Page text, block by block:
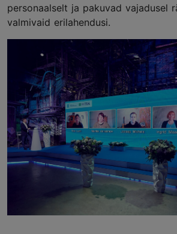
personaalselt ja pakuvad vajadusel
valmivaid erilahendusi.